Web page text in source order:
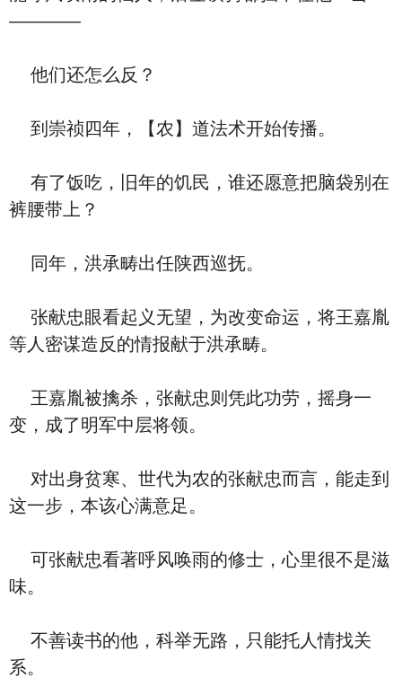
————
他们还怎么反？
到崇祯四年，【农】道法术开始传播。
有了饭吃，旧年的饥民，谁还愿意把脑袋别在
裤腰带上？
同年，洪承畴出任陕西巡抚。
张献忠眼看起义无望，为改变命运，将王嘉胤
等人密谋造反的情报献于洪承畴。
王嘉胤被擒杀，张献忠则凭此功劳，摇身一
变，成了明军中层将领。
对出身贫寒、世代为农的张献忠而言，能走到
这一步，本该心满意足。
可张献忠看著呼风唤雨的修士，心里很不是滋
味。
不善读书的他，科举无路，只能托人情找关
系。